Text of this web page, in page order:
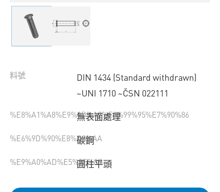
料號
DIN 1434 (Standard withdrawn)
~UNI 1710 ~ČSN 022111
%E8%A1%A8%E9%9D%A2%E8%99%95%E7%90%86
無表面處理
%E6%9D%90%E8%B3%AA
碳鋼
%E9%A0%AD%E5%9E%8B
圓柱平頭